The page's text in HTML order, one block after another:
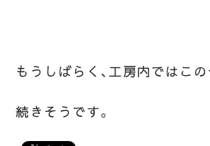
もうしばらく、工房内ではこ
続きそうです。